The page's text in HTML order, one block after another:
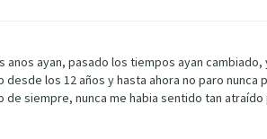
ayan, pasado los tiempos ayan
los 12 años y hasta ahora no paro
siempre, nunca me habia sentido tan